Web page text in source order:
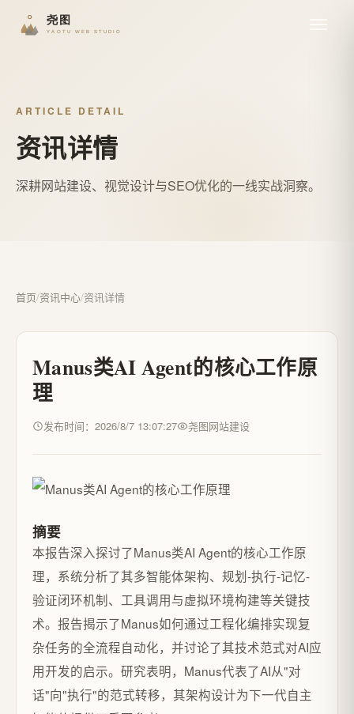
ARTICLE DETAIL
资讯详情
深耕网站建设、视觉设计与SEO优化的一线实战洞察。
首页/资讯中心/资讯详情
Manus类AI Agent的核心工作原
理
发布时间：2026/8/7 13:07:27 尧图网站建设
摘要
本报告深入探讨了Manus类AI Agent的核心工作原
理，系统分析了其多智能体架构、规划-执行-记忆-
验证闭环机制、工具调用与虚拟环境构建等关键技
术。报告揭示了Manus如何通过工程化编排实现复
杂任务的全流程自动化，并讨论了其技术范式对AI应
用开发的启示。研究表明，Manus代表了AI从"对
话"向"执行"的范式转移，其架构设计为下一代自主